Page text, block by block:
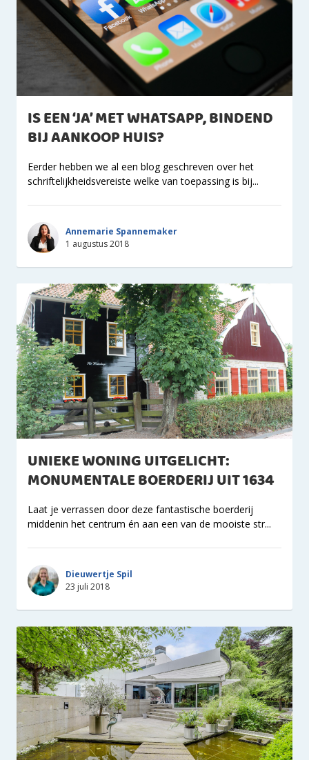
IS EEN ‘JA’ MET WHATSAPP, BINDEND
BIJ AANKOOP HUIS?
Eerder hebben we al een blog geschreven over het
schriftelijkheidsvereiste welke van toepassing is bij...
Annemarie Spannemaker
1 augustus 2018
UNIEKE WONING UITGELICHT:
MONUMENTALE BOERDERIJ UIT 1634
Laat je verrassen door deze fantastische boerderij
middenin het centrum én aan een van de mooiste str...
Dieuwertje Spil
23 juli 2018